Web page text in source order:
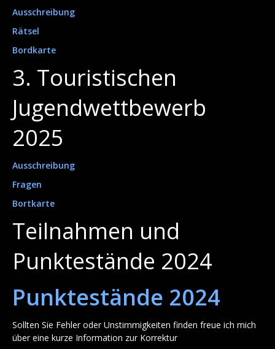
Ausschreibung
Rätsel
Bordkarte
3. Touristischen
Jugendwettbewerb
2025
Ausschreibung
Fragen
Bortkarte
Teilnahmen und
Punktestände 2024
Punktestände 2024
Sollten Sie Fehler oder Unstimmigkeiten finden freue ich mich
über eine kurze Information zur Korrektur